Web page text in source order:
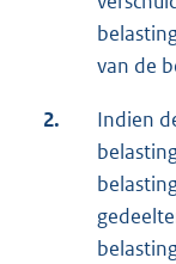
van de
2.
Indien